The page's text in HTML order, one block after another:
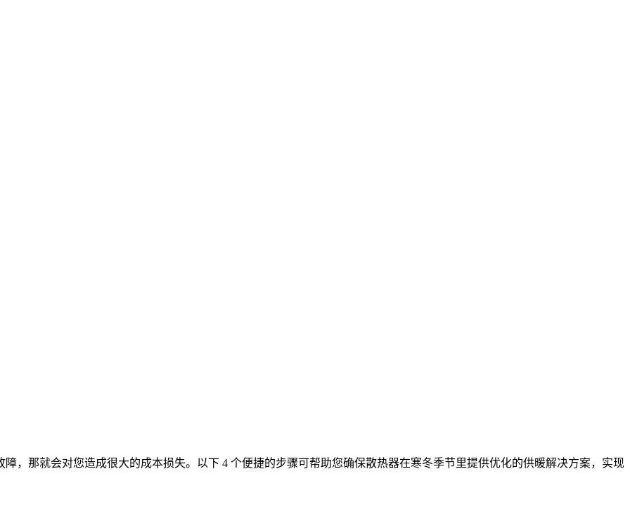
，那就会对您造成很大的成本损失。以下 4 个便捷的步骤可帮助您确保散热器在寒冬季节里提供优化的供暖解决方案，实现